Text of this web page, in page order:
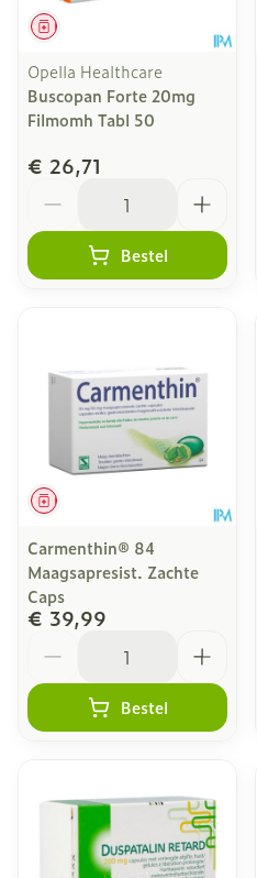
Geneesmiddel
Opella Healthcare
Buscopan Forte 20mg
Filmomh Tabl 50
€ 26,71
Bestel
Geneesmiddel
Carmenthin® 84
Maagsapresist. Zachte
Caps
€ 39,99
Bestel